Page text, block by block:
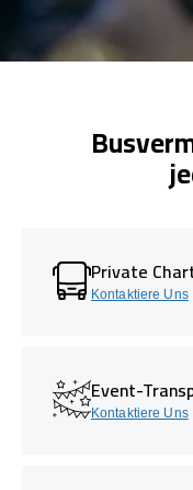
Private
Kontaktiere Uns
Event-
Kontaktiere Uns